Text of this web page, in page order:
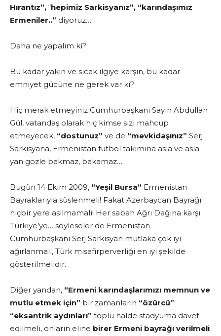
Hırantız”, “hepimiz Sarkisyanız”, “karındaşımız
Ermeniler..” diyoruz…
Daha ne yapalım ki?
Bu kadar yakın ve sıcak ilgiye karşın, bu kadar
emniyet gücüne ne gerek var ki?
Hiç merak etmeyiniz Cumhurbaşkanı Sayın Abdullah
Gül, vatandaş olarak hiç kimse sizi mahcup
etmeyecek, “dostunuz” ve de “mevkidaşınız” Serj
Sarkisyana, Ermenistan futbol takımına asla ve asla
yan gözle bakmaz, bakamaz…
Bugün 14 Ekim 2009, “Yeşil Bursa” Ermenistan
Bayraklarıyla süslenmeli! Fakat Azerbaycan Bayrağı
hiçbir yere asılmamalı! Her sabah Ağrı Dağına karşı
Türkiye’ye… söyleseler de Ermenistan
Cumhurbaşkanı Serj Sarkisyan mutlaka çok iyi
ağırlanmalı, Türk misafirperverliği en iyi şekilde
gösterilmelidir.
Diğer yandan, “Ermeni karındaşlarımızı memnun ve
mutlu etmek için” bir zamanların “özürcü”
“eksantrik aydınları” toplu halde stadyuma davet
edilmeli, onların eline birer Ermeni bayrağı verilmeli